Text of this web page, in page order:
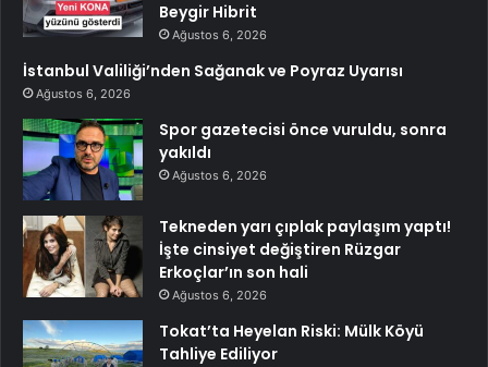
Beygir Hibrit
Ağustos 6, 2026
İstanbul Valiliği’nden Sağanak ve Poyraz Uyarısı
Ağustos 6, 2026
Spor gazetecisi önce vuruldu, sonra
yakıldı
Ağustos 6, 2026
Tekneden yarı çıplak paylaşım yaptı!
İşte cinsiyet değiştiren Rüzgar
Erkoçlar’ın son hali
Ağustos 6, 2026
Tokat’ta Heyelan Riski: Mülk Köyü
Tahliye Ediliyor